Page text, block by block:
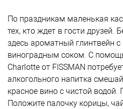
По праздникам маленькая
тех, кто ждет в гости друзей.
здесь ароматный глинтвейн
виноградным соком. С
Charlotte от FISSMAN
алкогольного напитка
красное вино с чистой водой.
Положите палочку корицы,